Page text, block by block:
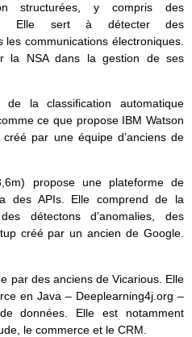
structurées, y compris des
Elle sert à détecter des
communications électroniques.
la NSA dans la gestion de ses
la classification automatique
ce que propose IBM Watson
par une équipe d’anciens de
propose une plateforme de
des APIs. Elle comprend de la
détectons d’anomalies, des
créé par un ancien de Google.
par des anciens de Vicarious. Elle
en Java – Deeplearning4j.org –
données. Elle est notamment
le commerce et le CRM.